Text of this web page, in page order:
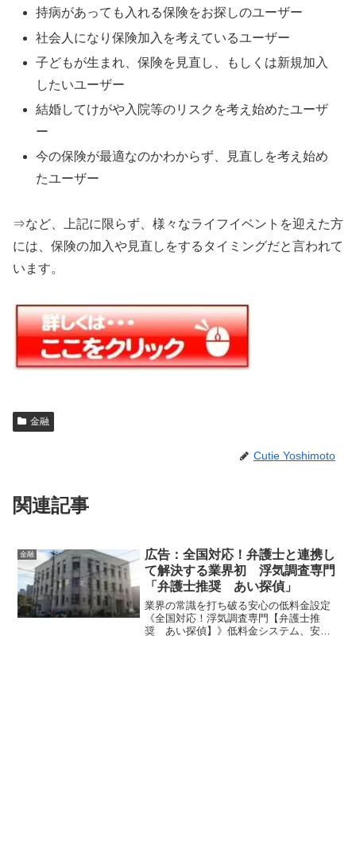
持病があっても入れる保険をお探しのユーザー
社会人になり保険加入を考えているユーザー
子どもが生まれ、保険を見直し、もしくは新規加入
したいユーザー
結婚してけがや入院等のリスクを考え始めたユーザ
ー
今の保険が最適なのかわからず、見直しを考え始め
たユーザー
⇒など、上記に限らず、様々なライフイベントを迎えた方
には、保険の加入や見直しをするタイミングだと言われて
います。
金融
Cutie Yoshimoto
関連記事
金融
広告：全国対応！弁護士と連携し
て解決する業界初 浮気調査専門
「弁護士推奨 あい探偵」
業界の常識を打ち破る安心の低料金設定
《全国対応！浮気調査専門【弁護士推
奨 あい探偵】》低料金システム、安心